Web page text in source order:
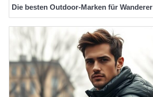
Die besten Outdoor-Marken für Wanderer